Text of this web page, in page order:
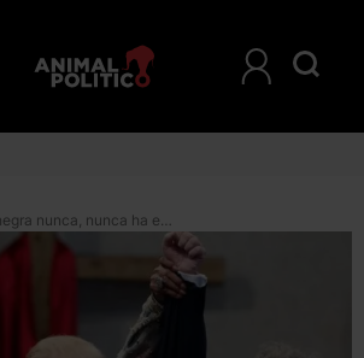
La comunidad negra nunca, nunca ha estado peor: la frase de Trump que indigna a los afroestadounidenses